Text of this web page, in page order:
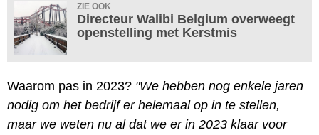
ZIE OOK
Directeur Walibi Belgium overweegt
openstelling met Kerstmis
Waarom pas in 2023? "We hebben nog enkele jaren
nodig om het bedrijf er helemaal op in te stellen,
maar we weten nu al dat we er in 2023 klaar voor